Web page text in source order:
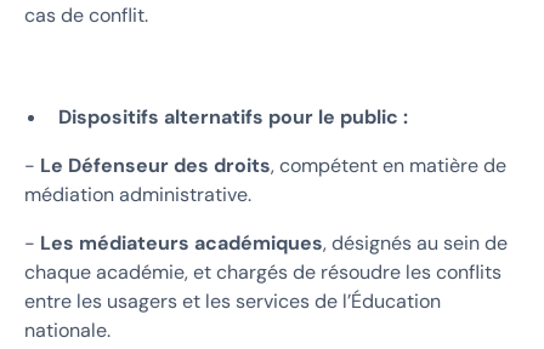
cas de conflit.
Dispositifs alternatifs pour le public :
- Le Défenseur des droits, compétent en matière de
médiation administrative.
- Les médiateurs académiques, désignés au sein de
chaque académie, et chargés de résoudre les conflits
entre les usagers et les services de l’Éducation
nationale.